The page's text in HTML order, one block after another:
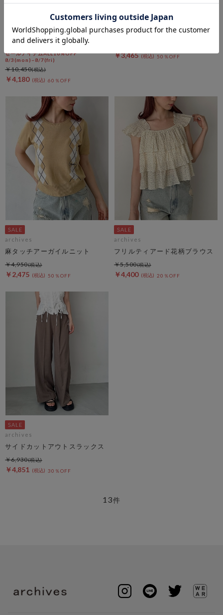
DOUX ARCHIVES
フレンチスキッパーボイルワン
ピース
セールアイテムALL10%OFF
8/3(mon)~8/7(fri)
￥4,180 60％OFF
￥10,450
archives
サイドギャザーラインパンツ
￥3,465 50％OFF
archives
麻タッチアーガイルニット
￥2,475 50％OFF
￥4,950
archives
フリルティアード花柄ブラウス
￥4,400 20％OFF
￥5,500
archives
サイドカットアウトスラックス
￥4,851 30％OFF
￥6,930
13件